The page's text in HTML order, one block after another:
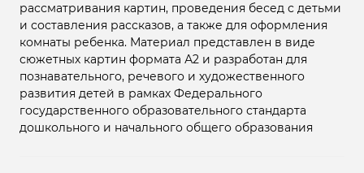
рассматривания картин, проведения бесед с детьми
и составления рассказов, а также для оформления
комнаты ребенка. Материал представлен в виде
сюжетных картин формата А2 и разработан для
познавательного, речевого и художественного
развития детей в рамках Федерального
государственного образовательного стандарта
дошкольного и начального общего образования